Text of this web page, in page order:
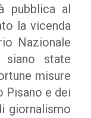
pubblica al
la vicenda
Nazionale
siano state
misure
Pisano e dei
giornalismo